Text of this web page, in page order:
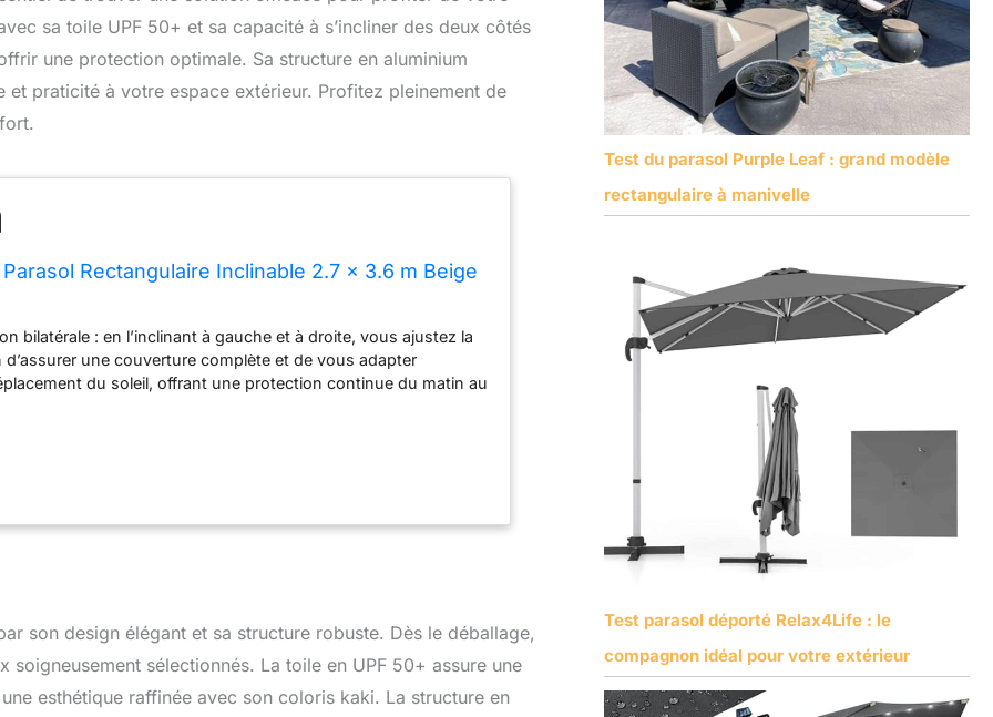
sa toile UPF 50+ et sa capacité à s’incliner des deux côtés
une protection optimale. Sa structure en aluminium
praticité à votre espace extérieur. Profitez pleinement de
Parasol Rectangulaire Inclinable 2.7 x 3.6 m Beige
bilatérale : en l’inclinant à gauche et à droite, vous ajustez la
d’assurer une couverture complète et de vous adapter
du soleil, offrant une protection continue du matin au
et à la corrosion, ils supportent diverses conditions
Base croisée incluse, la base lestée sur la photo n'est
fermer le parasol dans des conditions météorologiques
trouver le pied de parasol lesté adapté
son design élégant et sa structure robuste. Dès le déballage,
sélectionnés. La toile en UPF 50+ assure une
esthétique raffinée avec son coloris kaki. La structure en
Test du parasol Purple Leaf : grand modèle
rectangulaire à manivelle
Test parasol déporté Relax4Life : le
compagnon idéal pour votre extérieur